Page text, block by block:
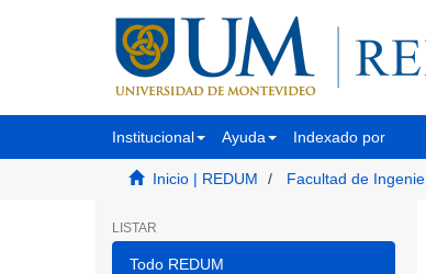
Institucional Ayuda Indexado por
Inicio | REDUM Facultad de
LISTAR
Todo REDUM